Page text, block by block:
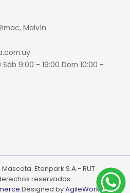
Malvín
9:00 - 19:00 Dom 10:00 -
Etenpark S.A.- RUT
reservados.
Designed byAgileWorks.